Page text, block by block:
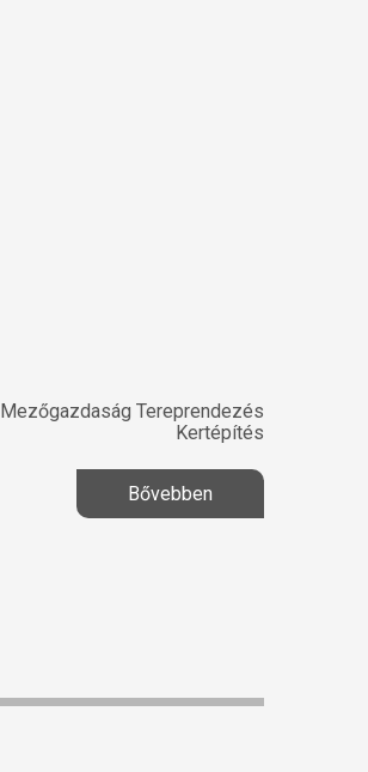
Mezőgazdaság Tereprendezés
Kertépítés
Bővebben